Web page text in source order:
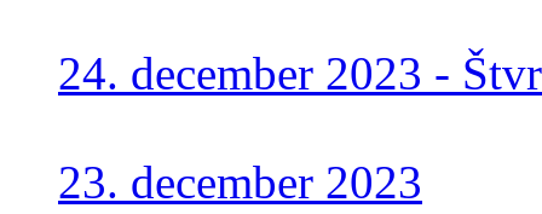
24. december 2023 -
23. december 2023